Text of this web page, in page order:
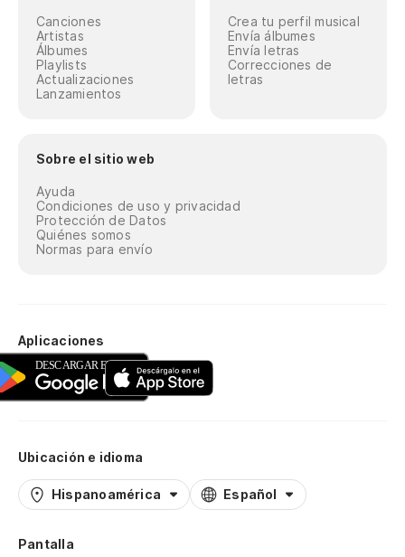
Canciones
Artistas
Álbumes
Playlists
Actualizaciones
Lanzamientos
Crea tu perfil musical
Envía álbumes
Envía letras
Correcciones de
letras
Sobre el sitio web
Ayuda
Condiciones de uso y privacidad
Protección de Datos
Quiénes somos
Normas para envío
Aplicaciones
Ubicación e idioma
Hispanoamérica Español
Pantalla